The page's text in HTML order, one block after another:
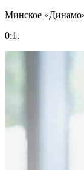
Минское
0:1.